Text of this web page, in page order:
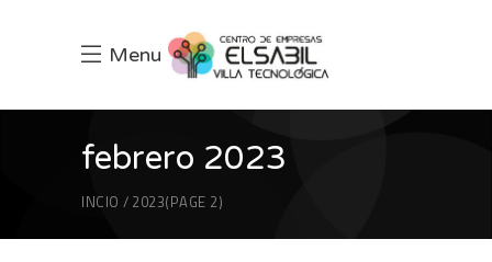
Menu
febrero 2023
INCIO 2023(PAGE 2)